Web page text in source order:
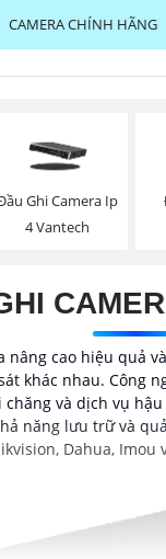
CAMERA CHÍNH HÃNG
Ghi Camera Ip
4 Vantech
cao hiệu quả
khác nhau. Công
và dịch vụ
năng lưu trữ và
Dahua,